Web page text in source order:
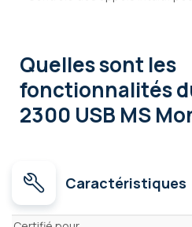
Quelles sont les
fonctionnalités
2300 USB MS
Caractéristiques
Caractéristiques